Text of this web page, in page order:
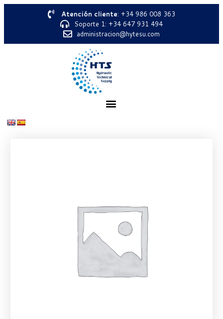
Atención cliente: +34 986 008 363
Soporte 1: +34 647 931 494
administracion@hytesu.com